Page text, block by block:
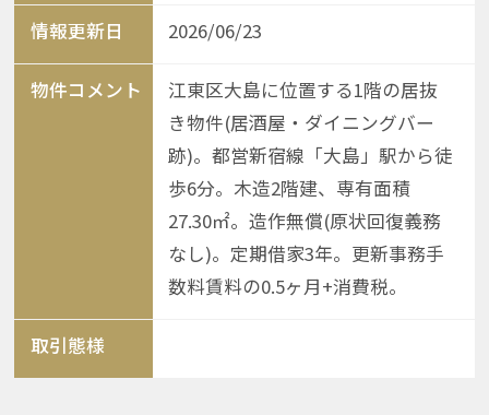
情報更新日 2026/06/23
物件コメント
江東区大島に位置する1階の居抜
き物件(居酒屋・ダイニングバー
跡)。都営新宿線「大島」駅から徒
歩6分。木造2階建、専有面積
27.30㎡。造作無償(原状回復義務
なし)。定期借家3年。更新事務手
数料賃料の0.5ヶ月+消費税。
取引態様